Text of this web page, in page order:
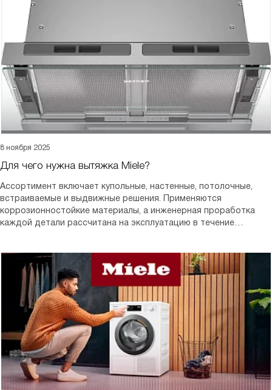
8 ноября 2025
Для чего нужна вытяжка Miele?
Ассортимент включает купольные, настенные, потолочные,
встраиваемые и выдвижные решения. Применяются
коррозионностойкие материалы, а инженерная проработка
каждой детали рассчитана на эксплуатацию в течение